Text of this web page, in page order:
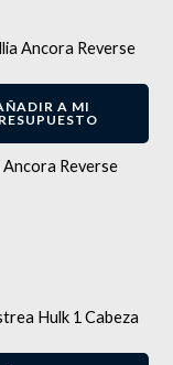
A MI
Ancora Reverse